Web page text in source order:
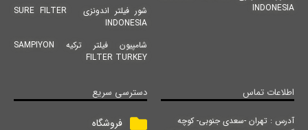
INDONESIA
شور فیلتر اندونزی SURE FILTER
INDONESIA
شامپیون فیلتر ترکیه SAMPIYON
FILTER TURKEY
اطلاعات تماس
آدرس : تهران -سعدی جنوبی- کوچه
دسترسی سریع
فروشگاه